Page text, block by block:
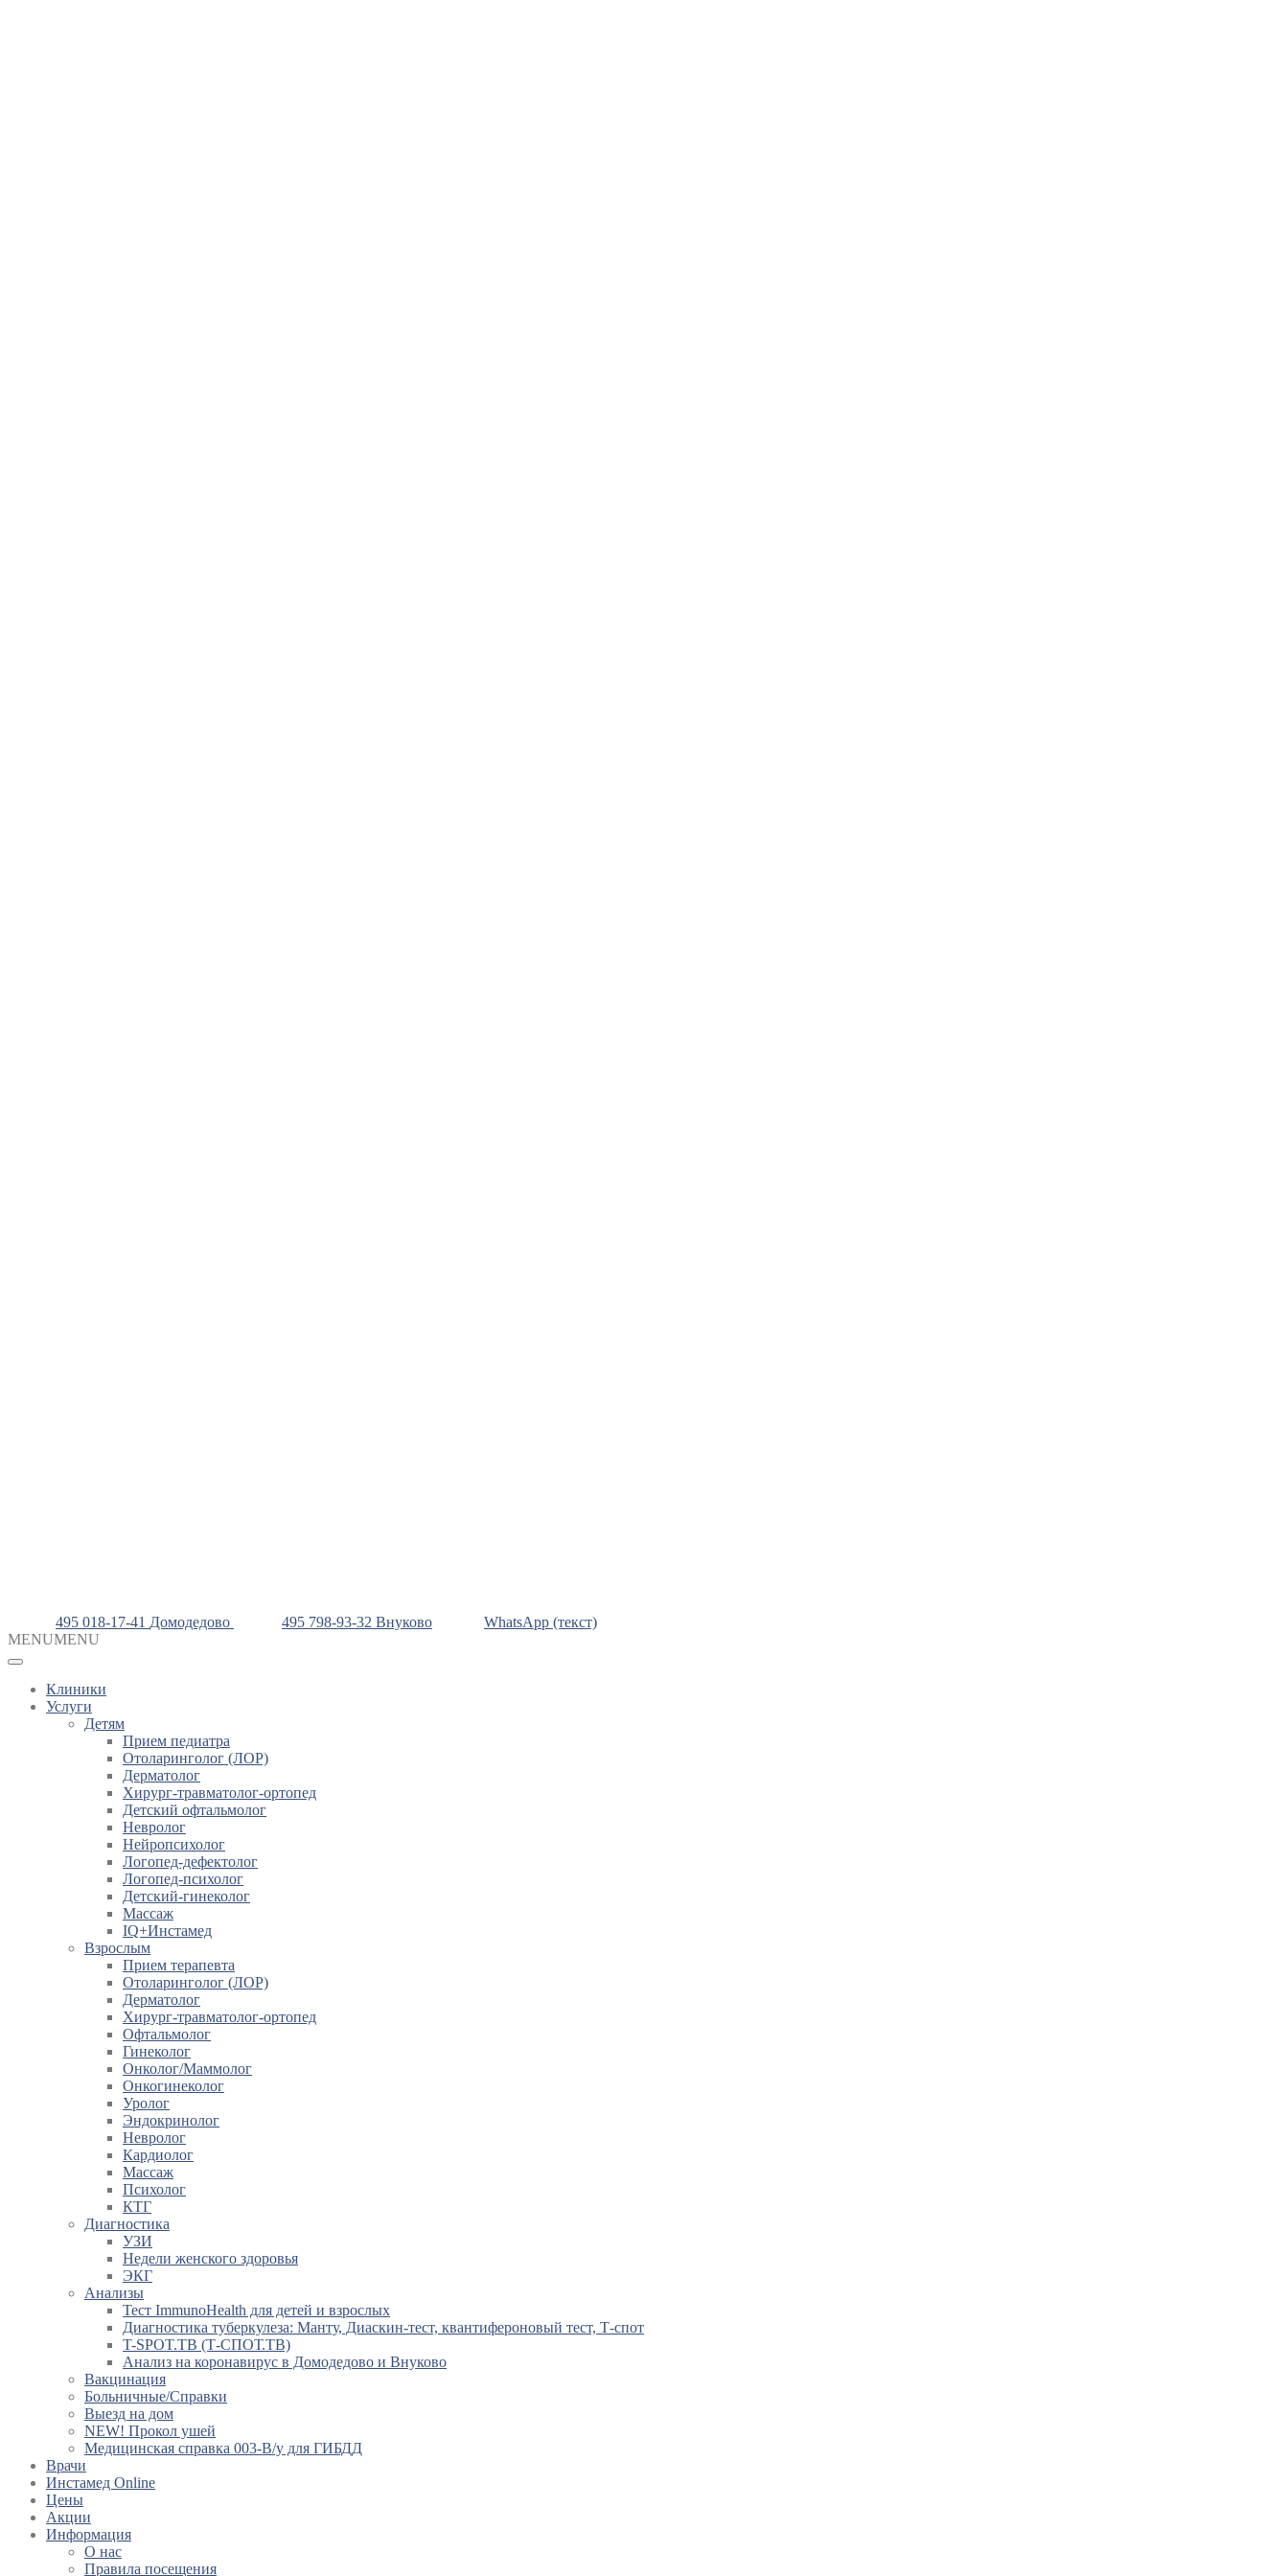
495 018-17-41 Домодедово 495 798-93-32 Внуково
WhatsApp (текст)
MENUMENU
Клиники
Услуги
Детям
Прием педиатра
Отоларинголог (ЛОР)
Дерматолог
Хирург-травматолог-ортопед
Детский офтальмолог
Невролог
Нейропсихолог
Логопед-дефектолог
Логопед-психолог
Детский-гинеколог
Массаж
IQ+Инстамед
Взрослым
Прием терапевта
Отоларинголог (ЛОР)
Дерматолог
Хирург-травматолог-ортопед
Офтальмолог
Гинеколог
Онколог/Маммолог
Онкогинеколог
Уролог
Эндокринолог
Невролог
Кардиолог
Массаж
Психолог
КТГ
Диагностика
УЗИ
Недели женского здоровья
ЭКГ
Анализы
Тест ImmunoHealth для детей и взрослых
Диагностика туберкулеза: Манту, Диаскин-тест, квантифероновый тест, Т-спот
T-SPOT.TB (Т-СПОТ.ТВ)
Анализ на коронавирус в Домодедово и Внуково
Вакцинация
Больничные/Справки
Выезд на дом
NEW! Прокол ушей
Медицинская справка 003-В/у для ГИБДД
Врачи
Инстамед Online
Цены
Акции
Информация
О нас
Правила посещения